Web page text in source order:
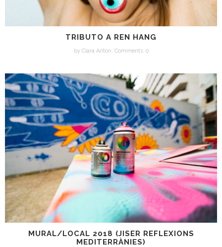
TRIBUTO A REN HANG
by Clara Antón, Comments: 0
MURAL/LOCAL 2018 (JISER REFLEXIONS
MEDITERRÀNIES)